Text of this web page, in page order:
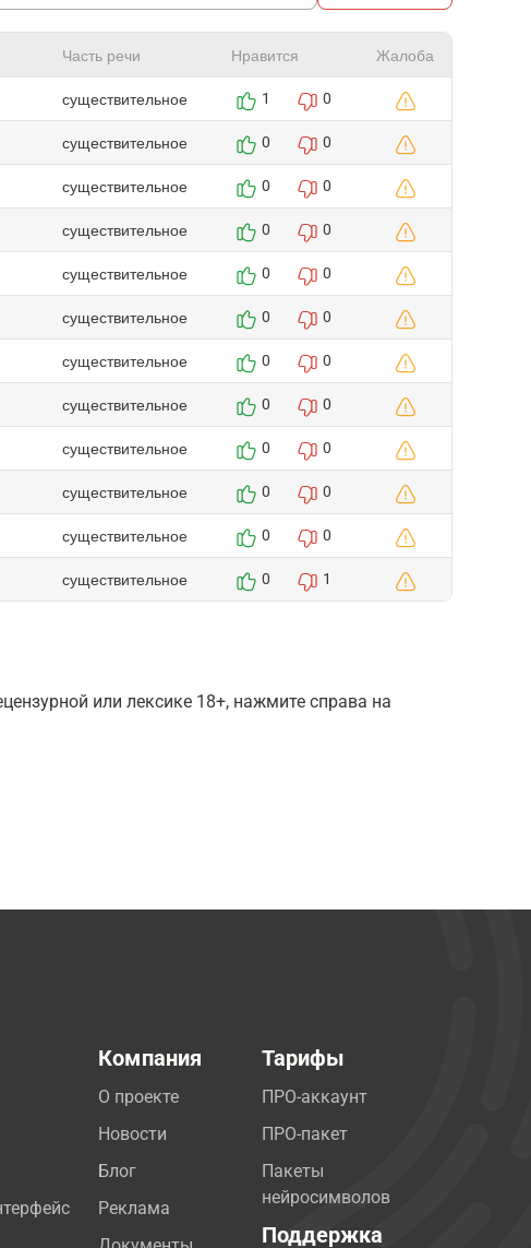
Часть речи Нравится Жалоба
существительное 1 0
существительное 0 0
существительное 0 0
существительное 0 0
существительное 0 0
существительное 0 0
существительное 0 0
существительное 0 0
существительное 0 0
существительное 0 0
существительное 0 0
существительное 0 1
или лексике 18+, нажмите справа на
Компания
О проекте
Новости
Блог
Реклама
Тарифы
ПРО-аккаунт
ПРО-пакет
Пакеты
нейросимволов
Поддержка